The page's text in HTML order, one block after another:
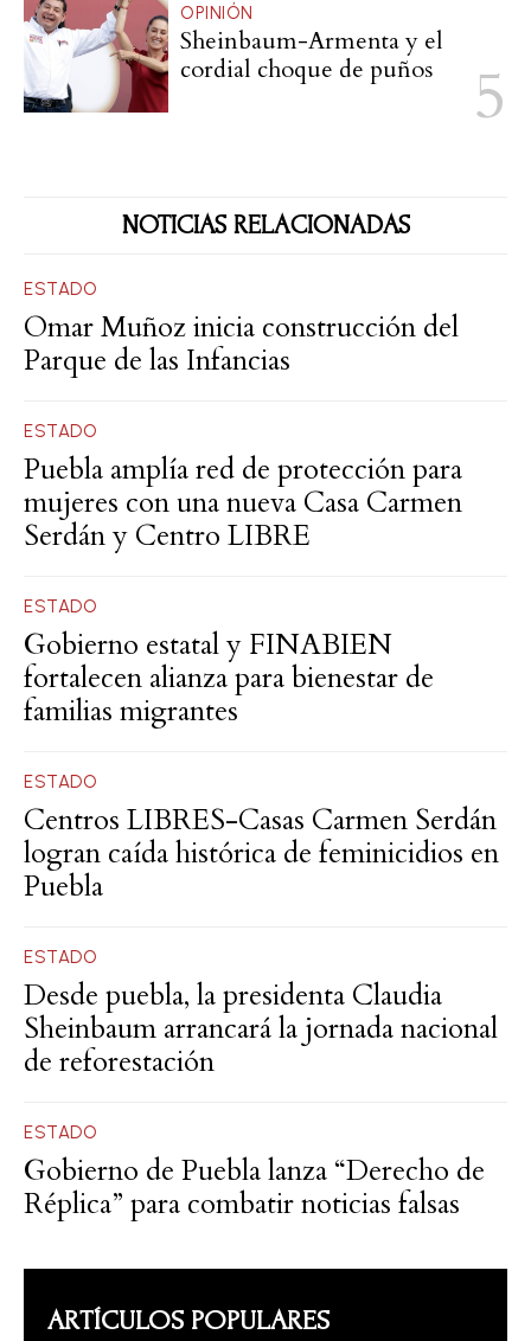
OPINIÓN
Sheinbaum-Armenta y el
cordial choque de puños
NOTICIAS RELACIONADAS
ESTADO
Omar Muñoz inicia construcción del
Parque de las Infancias
ESTADO
Puebla amplía red de protección para
mujeres con una nueva Casa Carmen
Serdán y Centro LIBRE
ESTADO
Gobierno estatal y FINABIEN
fortalecen alianza para bienestar de
familias migrantes
ESTADO
Centros LIBRES-Casas Carmen Serdán
logran caída histórica de feminicidios en
Puebla
ESTADO
Desde puebla, la presidenta Claudia
Sheinbaum arrancará la jornada nacional
de reforestación
ESTADO
Gobierno de Puebla lanza “Derecho de
Réplica” para combatir noticias falsas
ARTÍCULOS POPULARES